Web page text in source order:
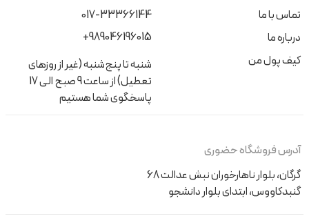
تماس با ما
درباره ما
کیف پول من
017-33366144
+989046196015
شنبه تا پنج‌شنبه (غیر از روزهای
تعطیل) از ساعت 9 صبح الی 17
پاسخگوی شما هستیم
آدرس فروشگاه حضوری
گرگان، بلوار ناهارخوران نبش عدالت 68
گنبدکاووس، ابتدای بلوار دانشجو